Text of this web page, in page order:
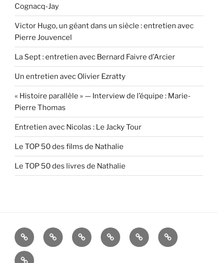
Cognacq-Jay
Victor Hugo, un géant dans un siècle : entretien avec
Pierre Jouvencel
La Sept : entretien avec Bernard Faivre d’Arcier
Un entretien avec Olivier Ezratty
« Histoire parallèle » — Interview de l’équipe : Marie-
Pierre Thomas
Entretien avec Nicolas : Le Jacky Tour
Le TOP 50 des films de Nathalie
Le TOP 50 des livres de Nathalie
Accueil Blog
Godefroy
Blog
Ariane
Blog
Nathalie
Blog
Lucille
Contact
[RSS]